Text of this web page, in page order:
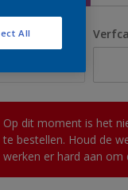
Op dit moment is het
te bestellen. Houd de
werken er hard aan om
All